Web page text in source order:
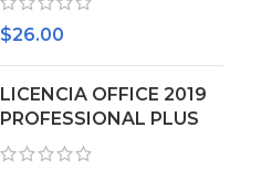
$26.00
LICENCIA OFFICE 2019
PROFESSIONAL PLUS